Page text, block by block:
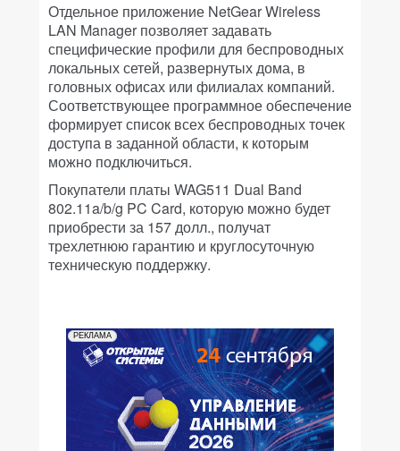
Отдельное приложение NetGear Wireless
LAN Manager позволяет задавать
специфические профили для беспроводных
локальных сетей, развернутых дома, в
головных офисах или филиалах компаний.
Соответствующее программное обеспечение
формирует список всех беспроводных точек
доступа в заданной области, к которым
можно подключиться.
Покупатели платы WAG511 Dual Band
802.11a/b/g PC Card, которую можно будет
приобрести за 157 долл., получат
трехлетнюю гарантию и круглосуточную
техническую поддержку.
РЕКЛАМА